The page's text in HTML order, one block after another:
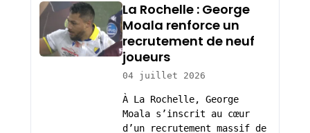
La Rochelle : George
Moala renforce un
recrutement de neuf
joueurs
04 juillet 2026
À La Rochelle, George
Moala s’inscrit au cœur
d’un recrutement massif de